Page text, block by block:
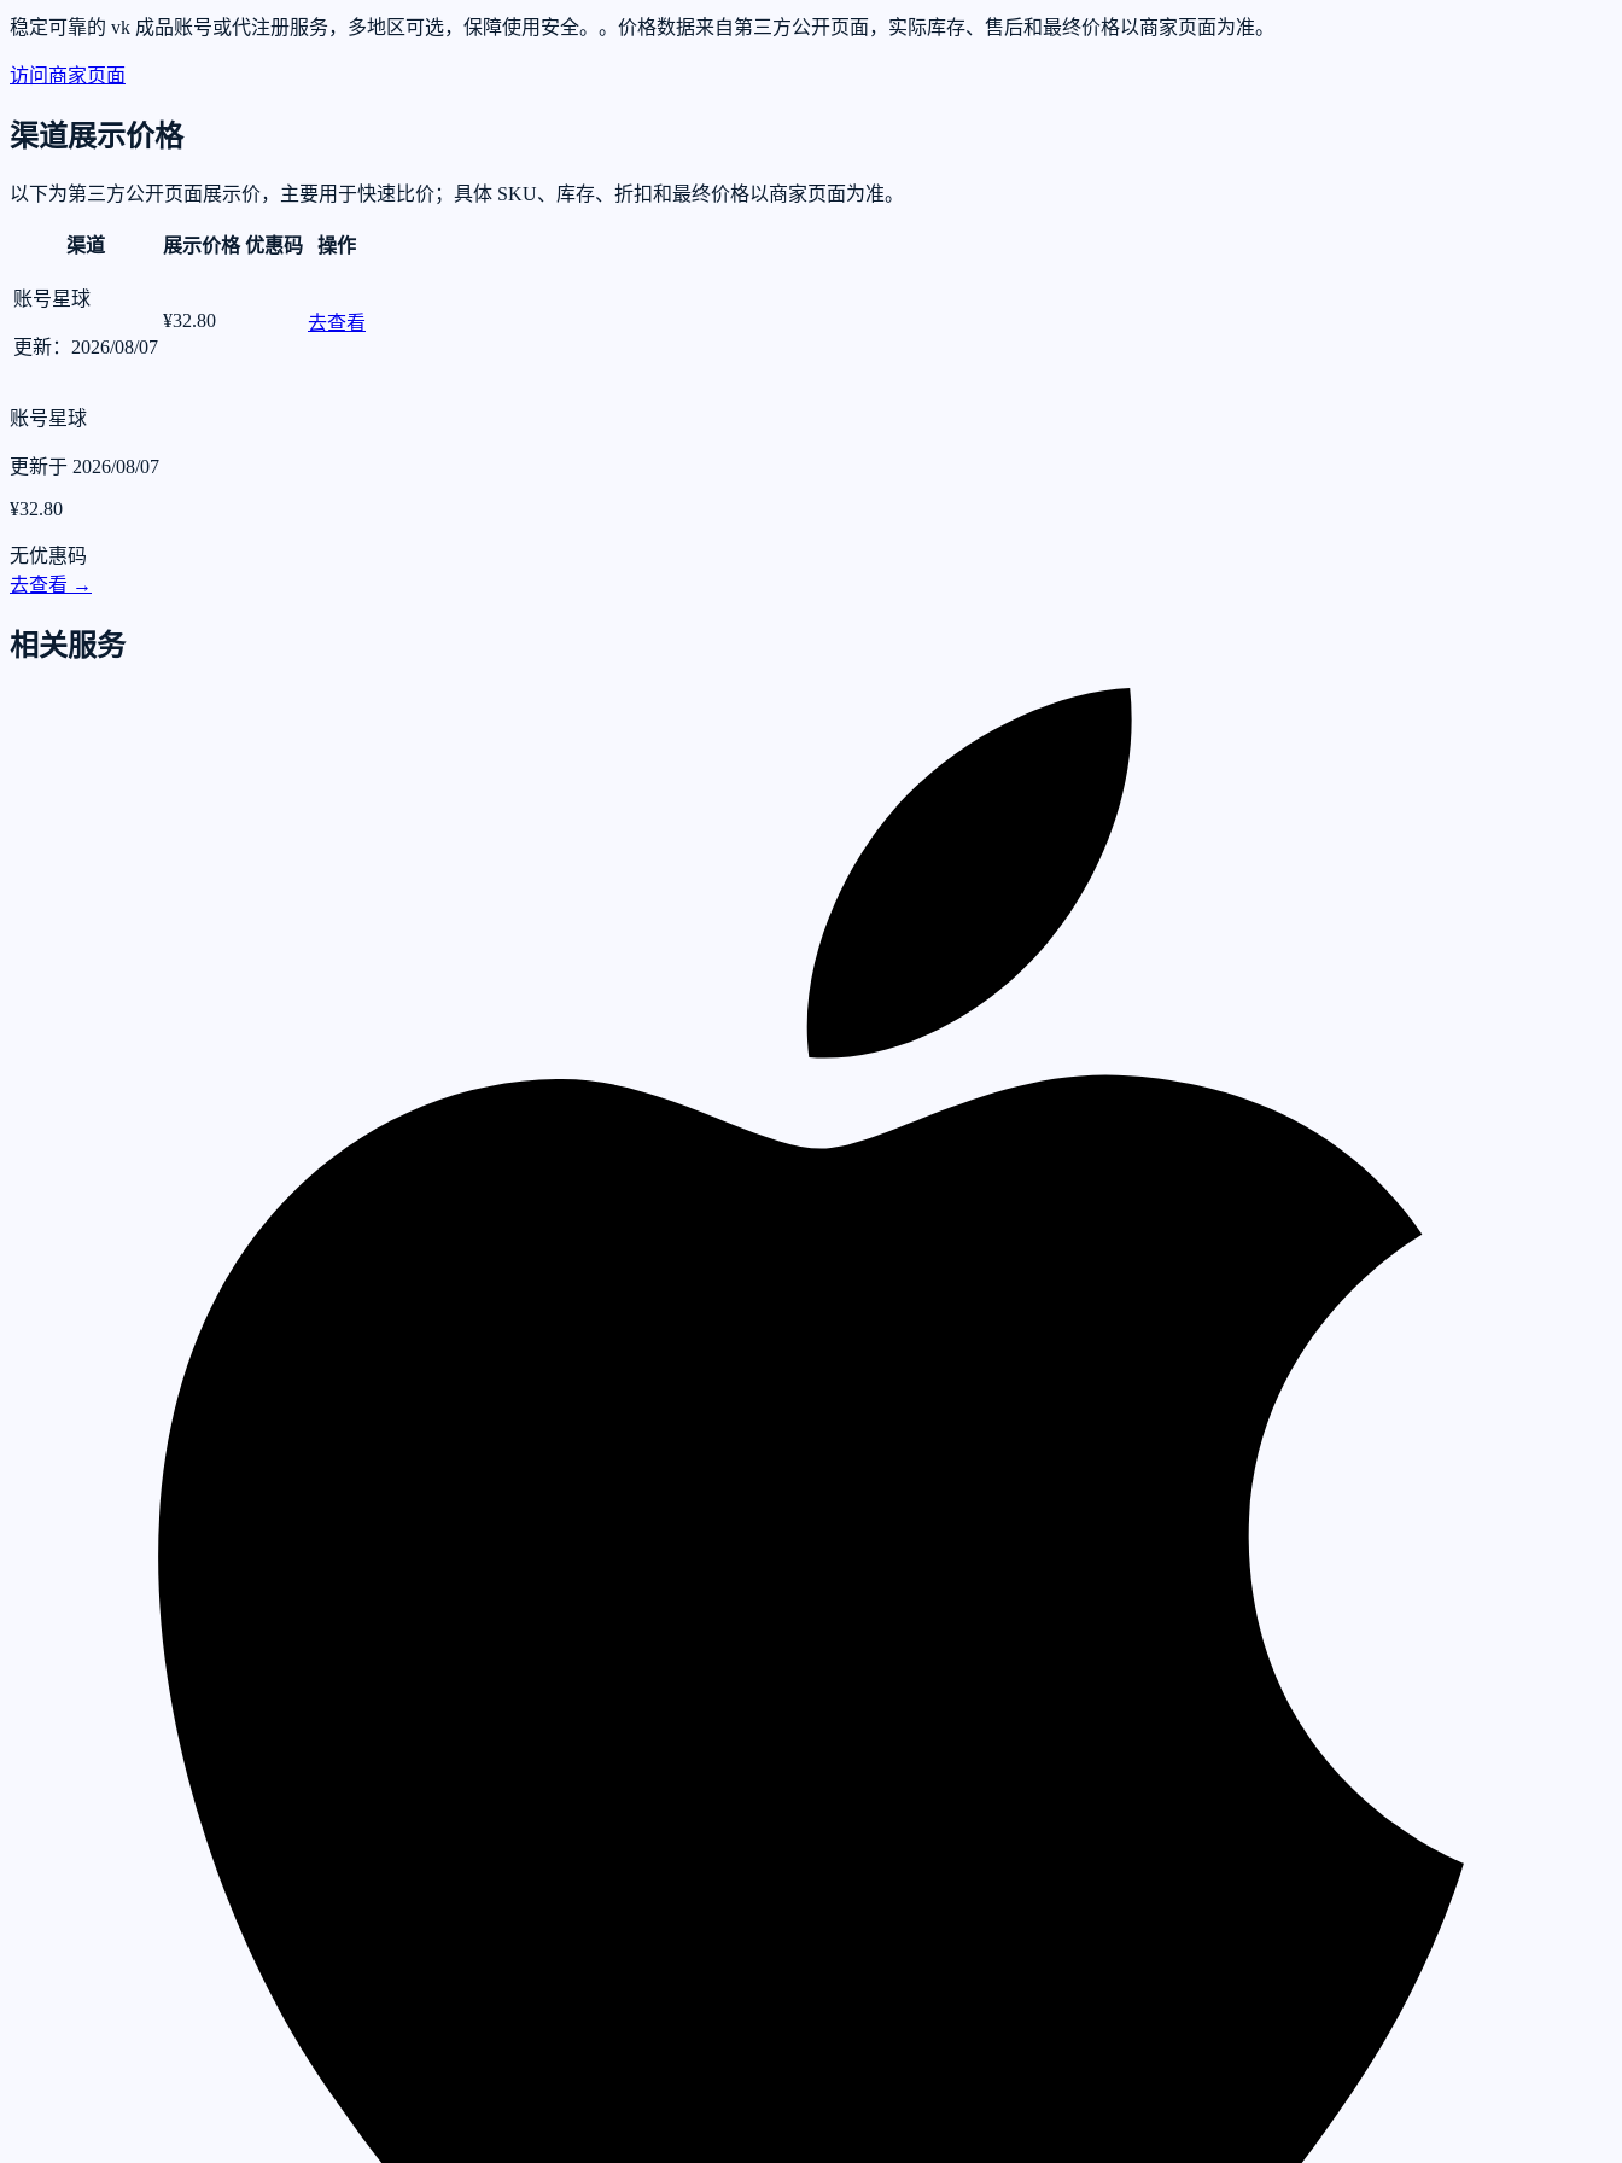
稳定可靠的 vk 成品账号或代注册服务，多地区可选，保障使用安全。。价格数据来自第三方公开页面，实际库存、售后和最终价格以商家页面为准。
访问商家页面
渠道展示价格
以下为第三方公开页面展示价，主要用于快速比价；具体 SKU、库存、折扣和最终价格以商家页面为准。
渠道 展示价格 优惠码 操作
账号星球
更新：2026/08/07
¥32.80 去查看
账号星球
更新于 2026/08/07
¥32.80
无优惠码
去查看 →
相关服务